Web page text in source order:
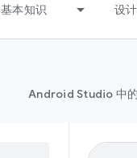
基本知识 设
Android Studio 中